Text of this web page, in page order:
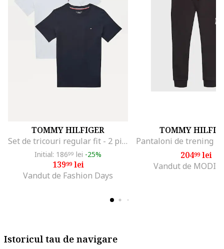
TOMMY HILFIGER
Set de tricouri regular fit - 2 piese, Alb/Albastru inchis
Initial: 18699 lei -25%
13999lei
Vandut de Fashion Days
TOMMY
20499lei
Vandut de
Istoricul tau de navigare